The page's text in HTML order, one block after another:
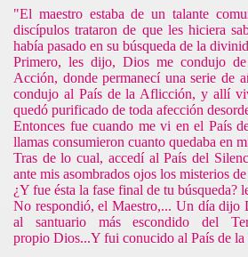
"El maestro estaba de un talante
discípulos trataron de que les hiciera
había pasado en su búsqueda de la
Primero, les dijo, Dios me condujo
Acción, donde permanecí una serie de
condujo al País dela Aflicción, y allí
quedó purificado de toda afección
Entonces fue cuando me vi en el País
llamas consumieron cuanto quedaba en
Tras de lo cual, accedí al País del
ante mis asombrados ojos los misterios
¿Y fue ésta la fase final de tu búsqueda?
No respondió, el Maestro,... Un día dijo
al santuario más escondido del
propio Dios...Y fui conucido al País de la